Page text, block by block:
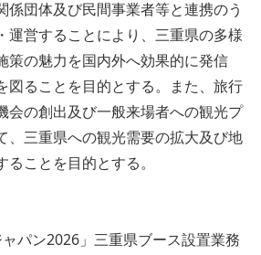
係団体及び民間事業者等と連携のう
運営することにより、三重県の多様
策の魅力を国内外へ効果的に発信
図ることを目的とする。また、旅行
会の創出及び一般来場者への観光プ
、三重県への観光需要の拡大及び地
ことを目的とする。
ャパン2026」三重県ブース設置業務